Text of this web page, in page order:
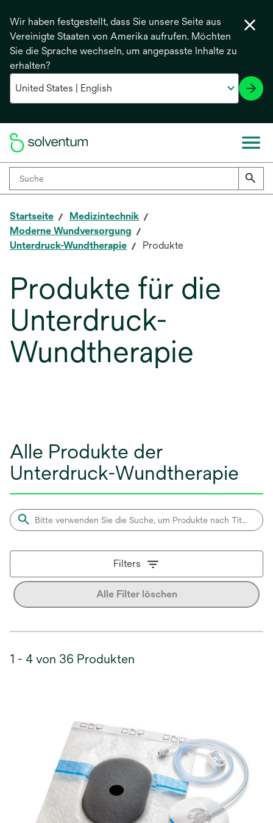
Wir haben festgestellt, dass Sie unsere Seite aus
Vereinigte Staaten von Amerika aufrufen. Möchten
Sie die Sprache wechseln, um angepasste Inhalte zu
erhalten?
Startseite
Medizintechnik
Moderne Wundversorgung
Unterdruck-Wundtherapie
Produkte
Produkte für die
Unterdruck-
Wundtherapie
Alle Produkte der
Unterdruck-Wundtherapie
Filters
Alle Filter löschen
1 - 4 von 36 Produkten